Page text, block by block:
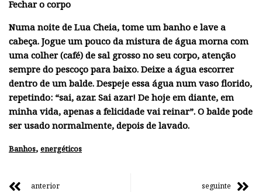
Fechar o corpo
Numa noite de Lua Cheia, tome um banho e lave a
cabeça. Jogue um pouco da mistura de água morna com
uma colher (café) de sal grosso no seu corpo, atenção
sempre do pescoço para baixo. Deixe a água escorrer
dentro de um balde. Despeje essa água num vaso florido,
repetindo: “sai, azar. Sai azar! De hoje em diante, em
minha vida, apenas a felicidade vai reinar”. O balde pode
ser usado normalmente, depois de lavado.
Banhos, energéticos
anterior
seguinte